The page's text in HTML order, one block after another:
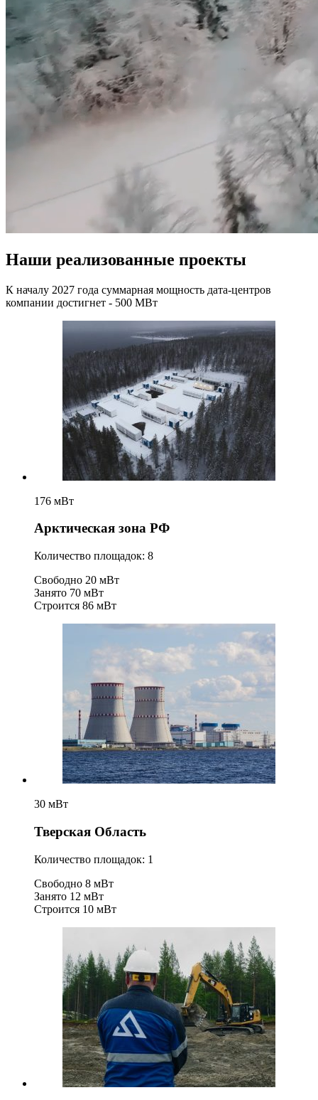
Наши реализованные проекты
К началу 2027 года суммарная мощность дата-центров
компании достигнет - 500 МВт
176 мВт
Арктическая зона РФ
Количество площадок: 8
Свободно 20 мВт
Занято 70 мВт
Строится 86 мВт
30 мВт
Тверская Область
Количество площадок: 1
Свободно 8 мВт
Занято 12 мВт
Строится 10 мВт